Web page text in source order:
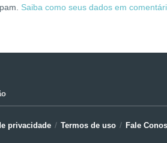
Saiba como seus dados em
privacidade Termos de uso Fale